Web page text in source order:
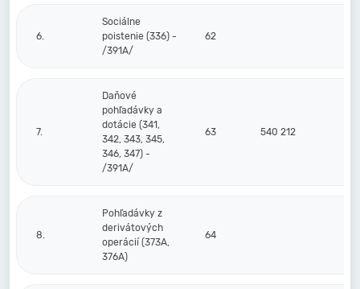
6.
Sociálne
poistenie (336) -
/391A/
62
7.
Daňové
pohľadávky a
dotácie (341,
342, 343, 345,
346, 347) -
/391A/
63 540 212
8.
Pohľadávky z
derivátových
operácií (373A,
376A)
64